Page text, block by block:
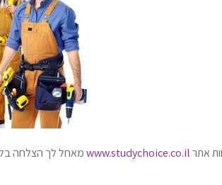
אתרwww.studychoice.co.ilמאחל לך הצלחה